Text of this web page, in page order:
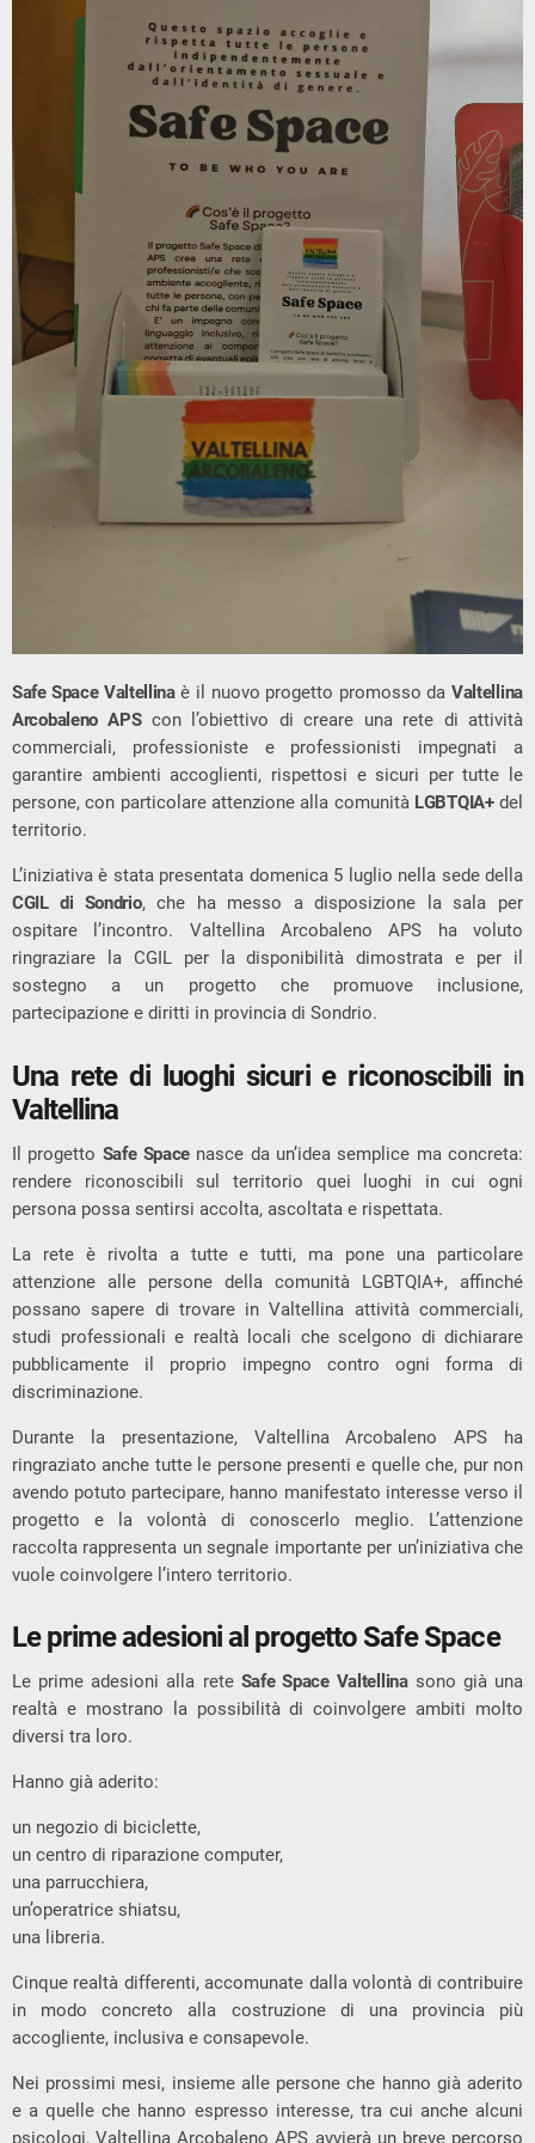
Safe Space Valtellinaè il nuovo progetto promosso da Valtellina
Arcobaleno APScon l’obiettivo di creare una rete di attività
commerciali, professioniste e professionisti impegnati a
garantire ambienti accoglienti, rispettosi e sicuri per tutte le
persone, con particolare attenzione alla comunità LGBTQIA+del
territorio.
L’iniziativa è stata presentata domenica 5 luglio nella sede della
CGIL di Sondrio, che ha messo a disposizione la sala per
ospitare l’incontro. Valtellina Arcobaleno APS ha voluto
ringraziare la CGIL per la disponibilità dimostrata e per il
sostegno a un progetto che promuove inclusione,
partecipazione e diritti in provincia di Sondrio.
Una rete di luoghi sicuri e riconoscibili in
Valtellina
Il progetto Safe Space nasce da un’idea semplice ma concreta:
rendere riconoscibili sul territorio quei luoghi in cui ogni
persona possa sentirsi accolta, ascoltata e rispettata.
La rete è rivolta a tutte e tutti, ma pone una particolare
attenzione alle persone della comunità LGBTQIA+, affinché
possano sapere di trovare in Valtellina attività commerciali,
studi professionali e realtà locali che scelgono di dichiarare
pubblicamente il proprio impegno contro ogni forma di
discriminazione.
Durante la presentazione, Valtellina Arcobaleno APS ha
ringraziato anche tutte le persone presenti e quelle che, pur non
avendo potuto partecipare, hanno manifestato interesse verso il
progetto e la volontà di conoscerlo meglio. L’attenzione
raccolta rappresenta un segnale importante per un’iniziativa che
vuole coinvolgere l’intero territorio.
Le prime adesioni al progetto Safe Space
Le prime adesioni alla rete Safe Space Valtellinasono già una
realtà e mostrano la possibilità di coinvolgere ambiti molto
diversi tra loro.
Hanno già aderito:
un negozio di biciclette,
un centro di riparazione computer,
una parrucchiera,
un’operatrice shiatsu,
una libreria.
Cinque realtà differenti, accomunate dalla volontà di contribuire
in modo concreto alla costruzione di una provincia più
accogliente, inclusiva e consapevole.
Nei prossimi mesi, insieme alle persone che hanno già aderito
e a quelle che hanno espresso interesse, tra cui anche alcuni
psicologi, Valtellina Arcobaleno APS avvierà un breve percorso